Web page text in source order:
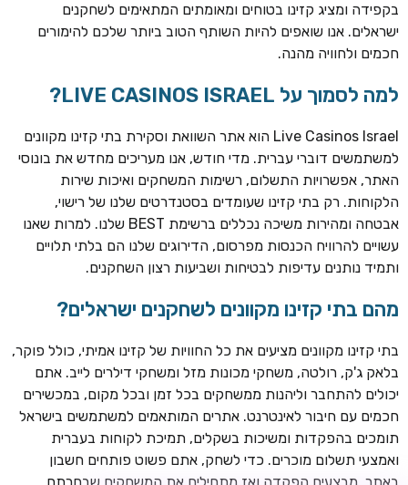
ROYSPINS
MEGAPARI
בונוס קבלת פנים: עד 125% בונוס עד €450 + 250 ספינים חינם
חבילת קבלת פנים: עד 280% בונוס עד €2,200 + 230 ספינים
בקפידה ומציג קזינו בטוחים ומאומתים המתאימים לשחקנים
ישראלים. אנו שואפים להיות השותף הטוב ביותר שלכם להימורים
חכמים ולחוויה מהנה.
למה לסמוך על LIVE CASINOS ISRAEL?
Live Casinos Israel הוא אתר השוואת וסקירת בתי קזינו מקוונים
למשתמשים דוברי עברית. מדי חודש, אנו מעריכים מחדש את בונוסי
האתר, אפשרויות התשלום, רשימות המשחקים ואיכות שירות
הלקוחות. רק בתי קזינו שעומדים בסטנדרטים שלנו של רישוי,
אבטחה ומהירות משיכה נכללים ברשימת BEST שלנו. למרות שאנו
עשויים להרוויח הכנסות מפרסום, הדירוגים שלנו הם בלתי תלויים
ותמיד נותנים עדיפות לבטיחות ושביעות רצון השחקנים.
מהם בתי קזינו מקוונים לשחקנים ישראלים?
בתי קזינו מקוונים מציעים את כל החוויות של קזינו אמיתי, כולל פוקר,
בלאק ג'ק, רולטה, משחקי מכונות מזל ומשחקי דילרים לייב. אתם
יכולים להתחבר וליהנות ממשחקים בכל זמן ובכל מקום, במכשירים
חכמים עם חיבור לאינטרנט. אתרים המותאמים למשתמשים בישראל
תומכים בהפקדות ומשיכות בשקלים, תמיכת לקוחות בעברית
ואמצעי תשלום מוכרים. כדי לשחק, אתם פשוט פותחים חשבון